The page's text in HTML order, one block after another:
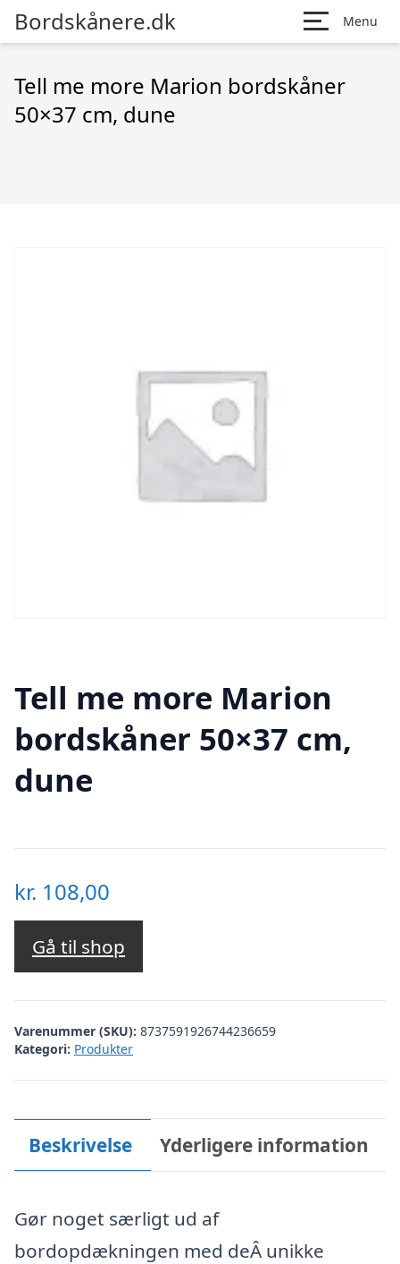
Bordskånere.dk Menu
Tell me more Marion bordskåner
50×37 cm, dune
Tell me more Marion
bordskåner 50×37 cm,
dune
kr. 108,00
Gå til shop
Varenummer (SKU): 8737591926744236659
Kategori: Produkter
Beskrivelse Yderligere information
Gør noget særligt ud af
bordopdækningen med deÂ unikke